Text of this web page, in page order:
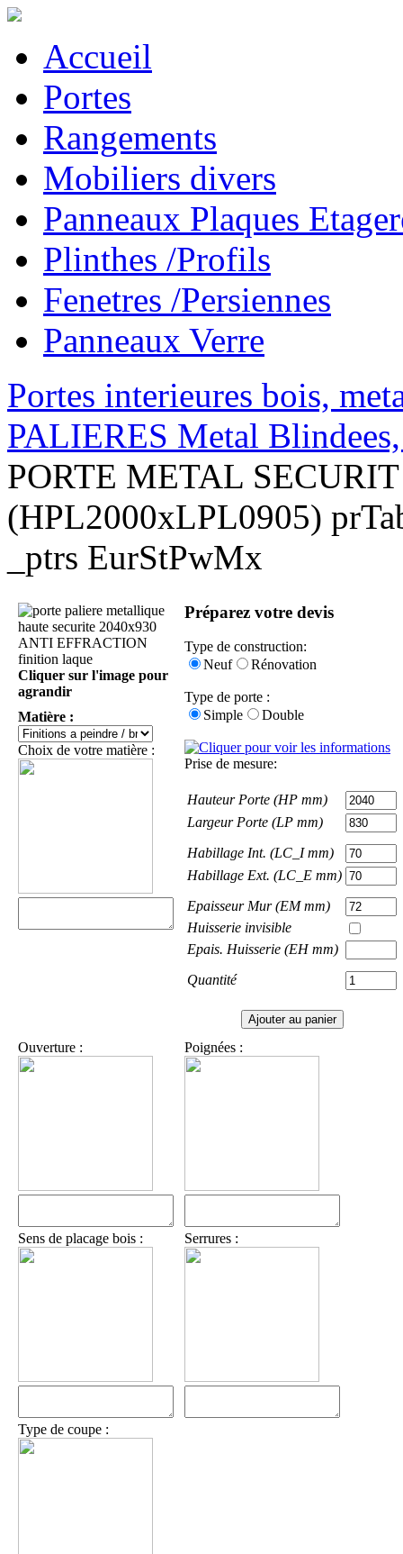
Accueil
Portes
Rangements
Mobiliers divers
Panneaux Plaques
Plinthes /Profils
Fenetres /Persiennes
Panneaux Verre
Portes interieures bois,
PALIERES Metal
PORTE METAL
(HPL2000xLPL0905)
_ptrs EurStPwMx
Cliquer sur l'image pour
agrandir
Matière :
Choix de votre matière :
Préparez votre devis
Type de construction:
Neuf
Rénovation
Type de porte :
Simple
Double
Prise de mesure:
Hauteur Porte (HP mm)
Largeur Porte (LP mm)
Habillage Int. (LC_I mm)
Habillage Ext. (LC_E mm)
Epaisseur Mur (EM mm)
Huisserie invisible
Epais. Huisserie (EH mm)
Quantité
Ouverture :
Sens de placage bois :
Type de coupe :
Poignées :
Serrures :